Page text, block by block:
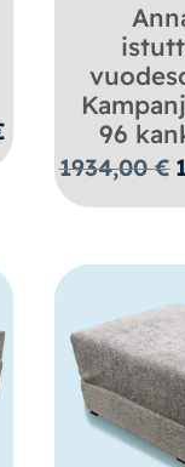
hinta
1495,00 €.
96
1934,00€